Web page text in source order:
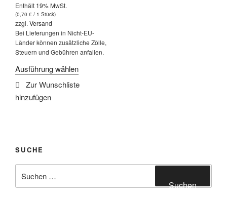
Enthält 19% MwSt.
(0,70 € / 1 Stück)
zzgl. Versand
Bei Lieferungen in Nicht-EU-
Länder können zusätzliche Zölle,
Steuern und Gebühren anfallen.
Ausführung wählenDieses
können
der
SUCHE
nach:
Suchen